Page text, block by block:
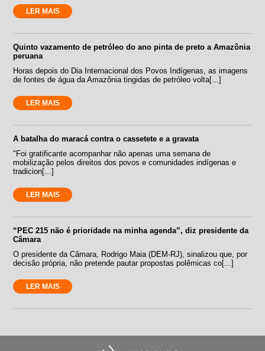
LER MAIS
Quinto vazamento de petróleo do ano pinta de preto a Amazônia
peruana
Horas depois do Dia Internacional dos Povos Indígenas, as imagens
de fontes de água da Amazônia tingidas de petróleo volta[...]
LER MAIS
A batalha do maracá contra o cassetete e a gravata
"Foi gratificante acompanhar não apenas uma semana de
mobilização pelos direitos dos povos e comunidades indígenas e
tradicion[...]
LER MAIS
“PEC 215 não é prioridade na minha agenda”, diz presidente da
Câmara
O presidente da Câmara, Rodrigo Maia (DEM-RJ), sinalizou que, por
decisão própria, não pretende pautar propostas polêmicas co[...]
LER MAIS